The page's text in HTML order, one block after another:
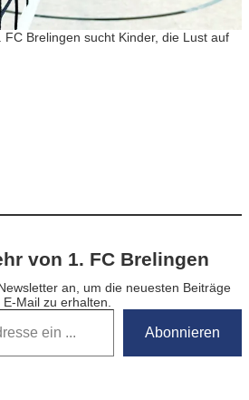
FC Brelingen sucht Kinder, die Lust auf
von 1. FC Brelingen
an, um die neuesten Beiträge
E-Mail zu erhalten.
Abonnieren